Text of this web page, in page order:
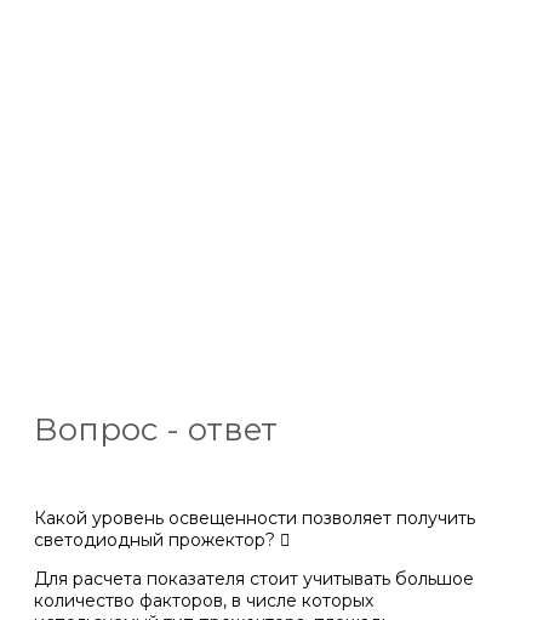
Вопрос - ответ
Какой уровень освещенности позволяет получить
светодиодный прожектор?
Для расчета показателя стоит учитывать большое
количество факторов, в числе которых